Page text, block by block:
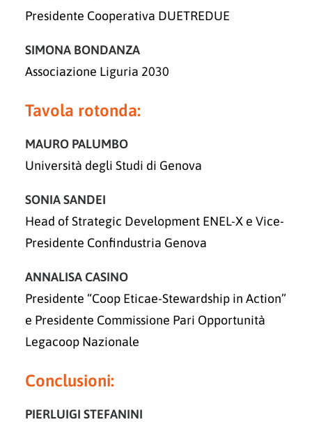
Presidente Cooperativa DUETREDUE
SIMONA BONDANZA
Associazione Liguria 2030
Tavola rotonda:
MAURO PALUMBO
Università degli Studi di Genova
SONIA SANDEI
Head of Strategic Development ENEL-X e Vice-
Presidente Confindustria Genova
ANNALISA CASINO
Presidente “Coop Eticae-Stewardship in Action”
e Presidente Commissione Pari Opportunità
Legacoop Nazionale
Conclusioni:
PIERLUIGI STEFANINI